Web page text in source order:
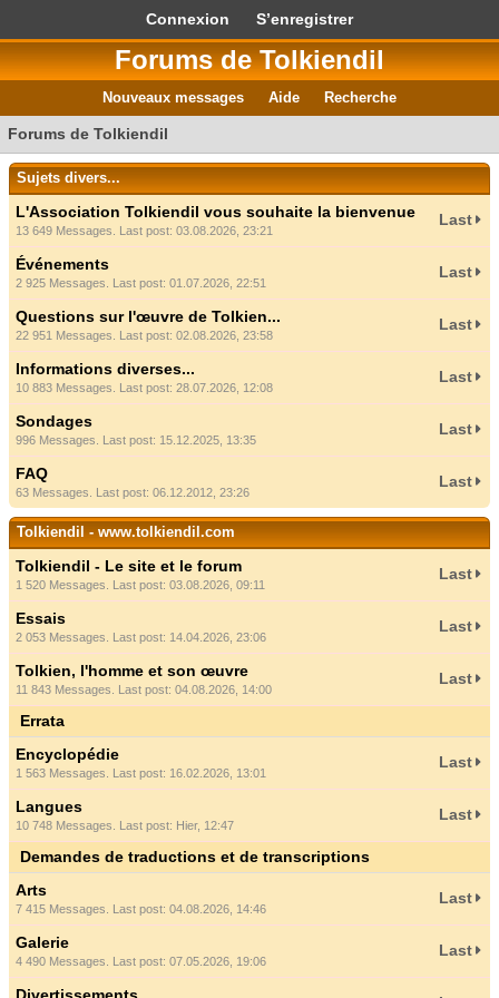
Connexion S’enregistrer
Forums de Tolkiendil
Nouveaux messages Aide Recherche
Forums de Tolkiendil
Sujets divers...
L'Association Tolkiendil vous souhaite la bienvenue
13 649 Messages. Last post: 03.08.2026, 23:21
Last
Événements
2 925 Messages. Last post: 01.07.2026, 22:51
Last
Questions sur l'œuvre de Tolkien...
22 951 Messages. Last post: 02.08.2026, 23:58
Last
Informations diverses...
10 883 Messages. Last post: 28.07.2026, 12:08
Last
Sondages
996 Messages. Last post: 15.12.2025, 13:35
Last
FAQ
63 Messages. Last post: 06.12.2012, 23:26
Last
Tolkiendil - www.tolkiendil.com
Tolkiendil - Le site et le forum
1 520 Messages. Last post: 03.08.2026, 09:11
Last
Essais
2 053 Messages. Last post: 14.04.2026, 23:06
Last
Tolkien, l'homme et son œuvre
11 843 Messages. Last post: 04.08.2026, 14:00
Last
Errata
Encyclopédie
1 563 Messages. Last post: 16.02.2026, 13:01
Last
Langues
10 748 Messages. Last post: Hier, 12:47
Last
Demandes de traductions et de transcriptions
Arts
7 415 Messages. Last post: 04.08.2026, 14:46
Last
Galerie
4 490 Messages. Last post: 07.05.2026, 19:06
Last